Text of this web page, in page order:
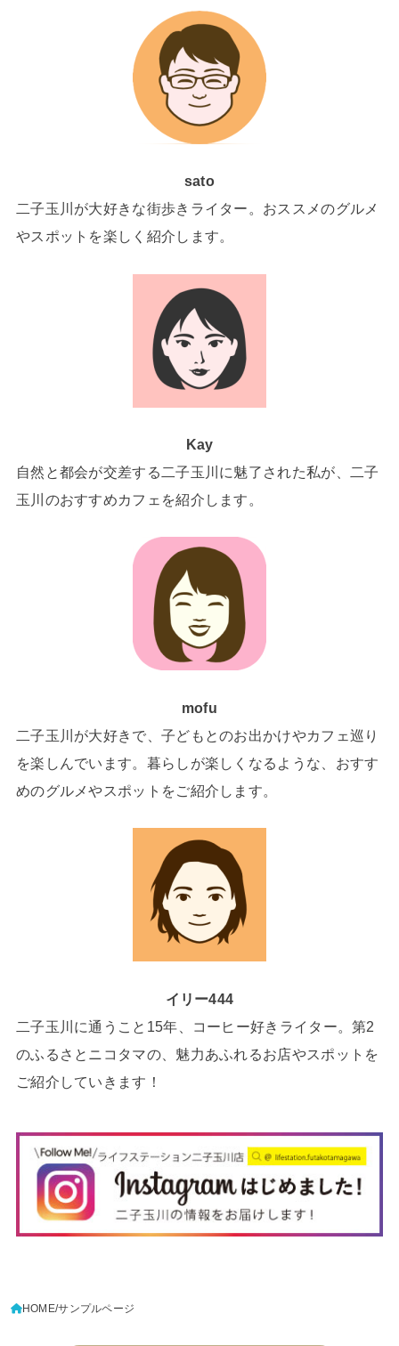
sato
二子玉川が大好きな街歩きライター。おススメのグルメ
やスポットを楽しく紹介します。
Kay
自然と都会が交差する二子玉川に魅了された私が、二子
玉川のおすすめカフェを紹介します。
mofu
二子玉川が大好きで、子どもとのお出かけやカフェ巡り
を楽しんでいます。暮らしが楽しくなるような、おすす
めのグルメやスポットをご紹介します。
イリー444
二子玉川に通うこと15年、コーヒー好きライター。第2
のふるさとニコタマの、魅力あふれるお店やスポットを
ご紹介していきます！
HOME サンプルページ